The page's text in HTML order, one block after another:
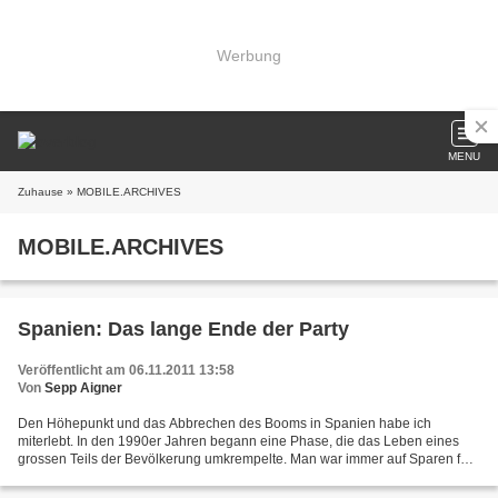
Werbung
MENU
Zuhause » MOBILE.ARCHIVES
MOBILE.ARCHIVES
Spanien: Das lange Ende der Party
Veröffentlicht am 06.11.2011 13:58
Von Sepp Aigner
Den Höhepunkt und das Abbrechen des Booms in Spanien habe ich
miterlebt. In den 1990er Jahren begann eine Phase, die das Leben eines
grossen Teils der Bevölkerung umkrempelte. Man war immer auf Sparen für